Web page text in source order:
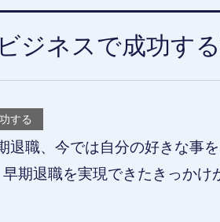
ジネスで成功する
する
退職、今では自分の好きな事
期退職を実現できたきっかけ